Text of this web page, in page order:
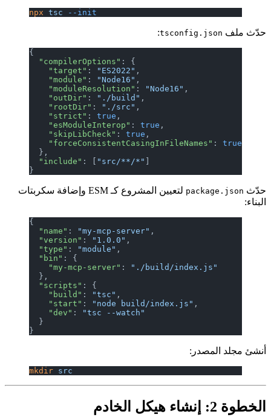
npx tsc --init
حدّث ملف tsconfig.json
:
  "compilerOptions"
: {
    "target"
: "ES2022"
    "module"
: "Node16"
    "moduleResolution"
: "Node16"
    "outDir"
: "./build"
    "rootDir"
: "./src"
    "strict"
: true
    "esModuleInterop"
: true
    "skipLibCheck"
: true
    "forceConsistentCasingInFileNames"
: true
  },
  "include"
: [ "src/**/*"
حدّثpackage.json
لتعيين المشروع كـ ESM وإضافة سكربتات
البناء:
  "name"
: "my-mcp-server"
  "version"
: "1.0.0"
  "type"
: "module"
  "bin"
: {
    "my-mcp-server"
: "./build/index.js"
  },
  "scripts"
: {
    "build"
: "tsc"
    "start"
: "node build/index.js"
    "dev"
: "tsc --watch"
  }
أنشئ مجلد المصدر:
mkdir src
الخطوة 2: إنشاء هيكل الخادم